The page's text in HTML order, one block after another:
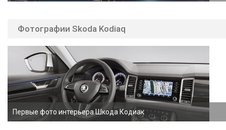
Фотографии Skoda Kodiaq
Первые фото интерьера Шкода Кодиак